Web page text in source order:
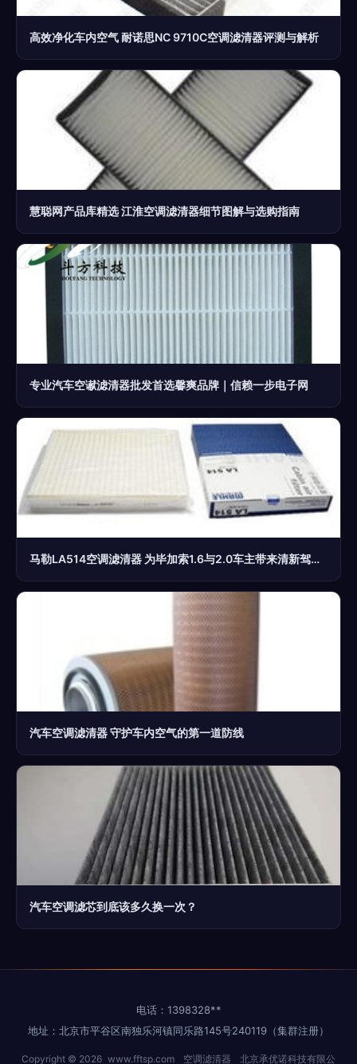
高效净化车内空气 耐诺思NC 9710C空调滤清器评测与解析
慧聪网产品库精选 江淮空调滤清器细节图解与选购指南
专业汽车空谳滤清器批发首选馨爽品牌｜信赖一步电子网
马勒LA514空调滤清器 为毕加索1.6与2.0车主带来清新驾乘体验
汽车空调滤清器 守护车内空气的第一道防线
汽车空调滤芯到底该多久换一次？
电话：1398328**
地址：北京市平谷区南独乐河镇同乐路145号240119（集群注册）
Copyright © 2026 www.fftsp.com 空调滤清器 北京承优诺科技有限公